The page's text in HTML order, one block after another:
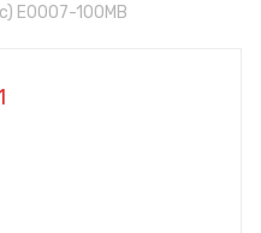
E0007-100MB